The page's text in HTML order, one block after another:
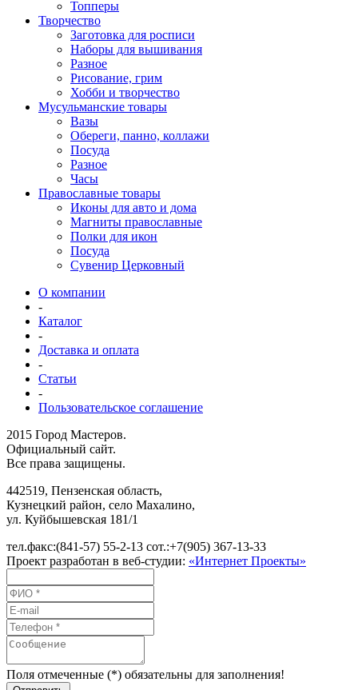
Топперы
Творчество
Заготовка для росписи
Наборы для вышивания
Разное
Рисование, грим
Хобби и творчество
Мусульманские товары
Вазы
Обереги, панно, коллажи
Посуда
Разное
Часы
Православные товары
Иконы для авто и дома
Магниты православные
Полки для икон
Посуда
Сувенир Церковный
О компании
-
Каталог
-
Доставка и оплата
-
Статьи
-
Пользовательское соглашение
2015 Город Мастеров.
Официальный сайт.
Все права защищены.
442519, Пензенская область,
Кузнецкий район, село Махалино,
ул. Куйбышевская 181/1
тел.факс:(841-57) 55-2-13 сот.:+7(905) 367-13-33
Проект разработан в веб-студии: «Интернет Проекты»
Поля отмеченные (*) обязательны для заполнения!